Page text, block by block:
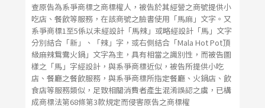
查原告為系爭商標之商標權人，被告於其經營之商號提供小
吃店、餐飲等服務，在該商號之臉書使用「馬麻」文字。又
系爭商標1至5係以未經設計「馬辣」或略經設計「馬」文字
分別結合「新」、「辣」字，或右側結合「Mala Hot Pot頂
級麻辣鴛鴦火鍋」文字為主，具有相當之識別性，而被告圖
樣之「馬」字經設計，與系爭商標近似，被告所提供小吃
店、餐廳之餐飲服務，與系爭商標所指定餐廳、火鍋店、飲
食店等服務類似，足致相關消費者產生混淆誤認之虞，已構
成商標法第68條第3款規定而侵害原告之商標權